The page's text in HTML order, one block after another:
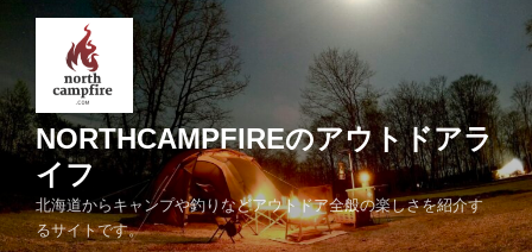
ン
ツ
へ
キ
ッ
NORTHCAMPFIREのアウトドアラ
イフ
北海道からキャンプや釣りなどアウトドア全般の楽しさを紹介す
るサイトです。